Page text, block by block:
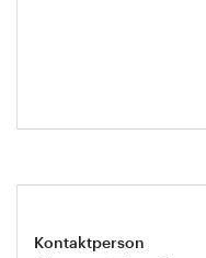
Kontaktperson